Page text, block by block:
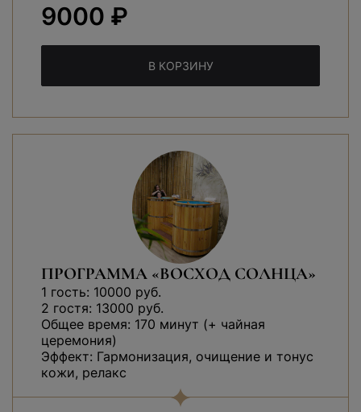
9000 ₽
В КОРЗИНУ
ПРОГРАММА «ВОСХОД СОЛНЦА»
1 гость: 10000 руб.
2 гостя: 13000 руб.
Общее время: 170 минут (+ чайная
церемония)
Эффект: Гармонизация, очищение и тонус
кожи, релакс